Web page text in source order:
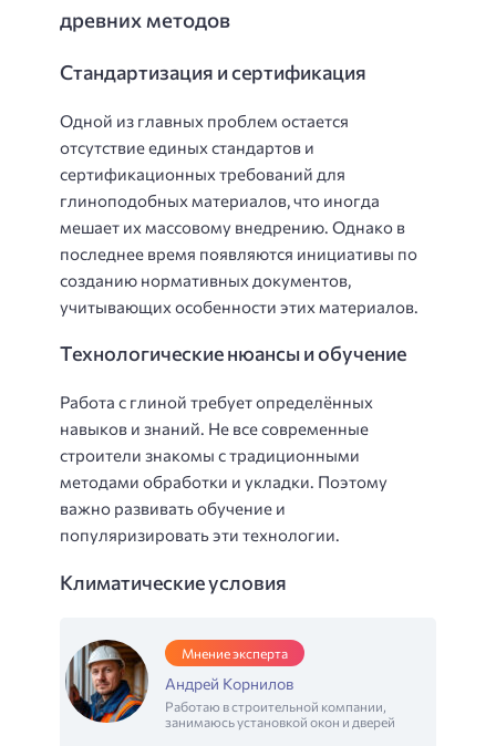
древних методов
Стандартизация и сертификация
Одной из главных проблем остается
отсутствие единых стандартов и
сертификационных требований для
глиноподобных материалов, что иногда
мешает их массовому внедрению. Однако в
последнее время появляются инициативы по
созданию нормативных документов,
учитывающих особенности этих материалов.
Технологические нюансы и обучение
Работа с глиной требует определённых
навыков и знаний. Не все современные
строители знакомы с традиционными
методами обработки и укладки. Поэтому
важно развивать обучение и
популяризировать эти технологии.
Климатические условия
Мнение эксперта
Андрей Корнилов
Работаю в строительной компании,
занимаюсь установкой окон и дверей